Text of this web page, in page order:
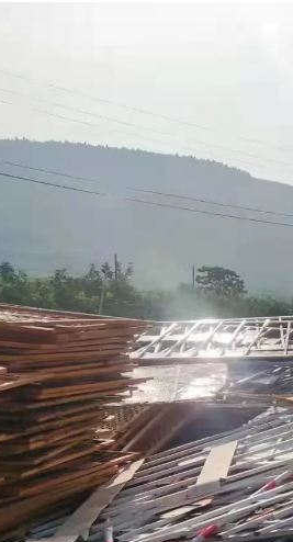
分拣
范网络竞价行为，根据有关法律、法规特
网络竞价的竞买人须是具有完全民事权利
竞价工具。
竞买人员凭有效证照办理竞买手续、缴纳
人之间不得恶意串通，操纵竞投。 违反者
认：
名竞买人 报价超过前一名竞买人报价10倍